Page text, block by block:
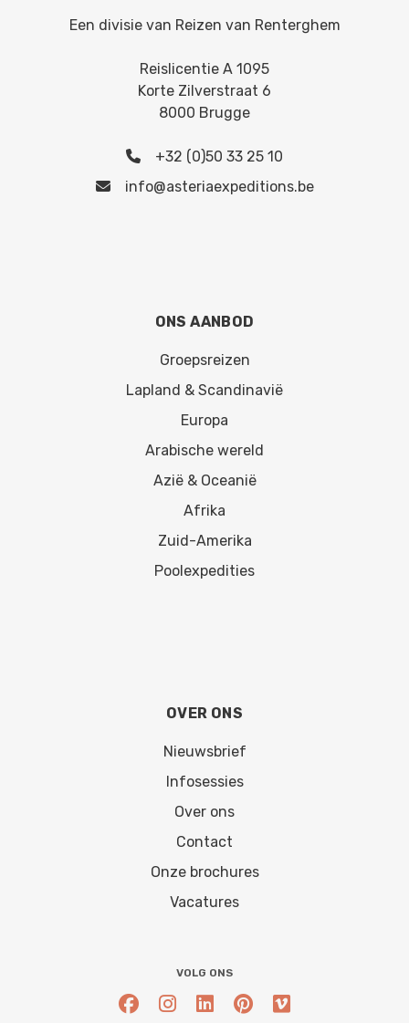
Een divisie van Reizen van Renterghem
Reislicentie A 1095
Korte Zilverstraat 6
8000 Brugge
+32 (0)50 33 25 10
info@asteriaexpeditions.be
ONS AANBOD
Groepsreizen
Lapland & Scandinavië
Europa
Arabische wereld
Azië & Oceanië
Afrika
Zuid-Amerika
Poolexpedities
OVER ONS
Nieuwsbrief
Infosessies
Over ons
Contact
Onze brochures
Vacatures
VOLG ONS